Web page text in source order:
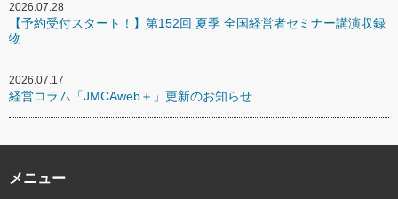
2026.07.28
【予約受付スタート！】第152回 夏季 全国経営者セミナー講演収録
物
2026.07.17
経営コラム「JMCAweb＋」更新のお知らせ
メニュー